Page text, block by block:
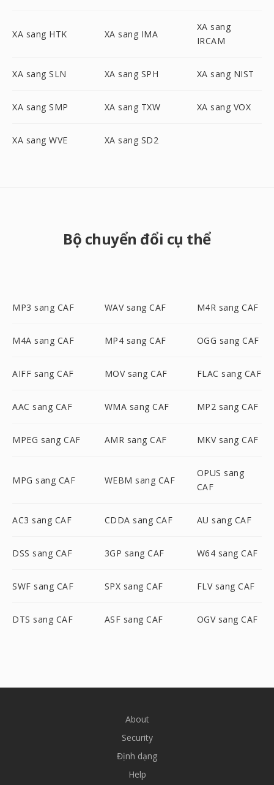
XA sang HTK XA sang IMA
XA sang
IRCAM
XA sang SLN XA sang SPH XA sang NIST
XA sang SMP XA sang TXW XA sang VOX
XA sang WVE XA sang SD2
Bộ chuyển đổi cụ thể
MP3 sang CAF WAV sang CAF M4R sang CAF
M4A sang CAF MP4 sang CAF OGG sang CAF
AIFF sang CAF MOV sang CAF FLAC sang CAF
AAC sang CAF WMA sang CAF MP2 sang CAF
MPEG sang CAF AMR sang CAF MKV sang CAF
MPG sang CAF WEBM sang CAF
OPUS sang
CAF
AC3 sang CAF CDDA sang CAF AU sang CAF
DSS sang CAF 3GP sang CAF W64 sang CAF
SWF sang CAF SPX sang CAF FLV sang CAF
DTS sang CAF ASF sang CAF OGV sang CAF
About
Security
Định dạng
Help